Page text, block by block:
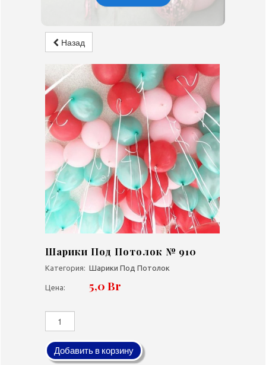
Назад
Шарики Под Потолок № 910
Категория: Шарики Под Потолок
Цена: 5,0 Br
Добавить в корзину